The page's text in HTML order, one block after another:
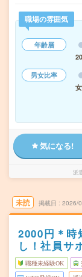
職場の雰囲気
年齢層
男女比率
気になる!
派
未読 掲載日 2026/
2000円＊時
し！社員サ
職種未経験OK